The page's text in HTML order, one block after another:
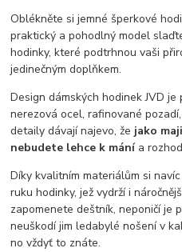
Oblékněte si jemné šperkové
praktický a pohodlný model
hodinky, které podtrhnou vaši
jedinečným doplňkem.
Design dámských hodinek JVD
nerezová ocel, rafinované
detaily dávají najevo, že jako
nebudete lehce k mánía
Díky kvalitním materiálům si
ruku hodinky, jež vydrží i
zapomenete deštník, neponičí je
neuškodí jim ledabylé nošení v
no vždyť to znáte.